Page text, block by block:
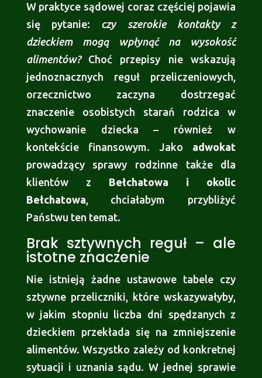
W praktyce sądowej coraz częściej pojawia
się pytanie: czy szerokie kontakty z
dzieckiem mogą wpłynąć na wysokość
alimentów?Choć przepisy nie wskazują
jednoznacznych reguł przeliczeniowych,
orzecznictwo zaczyna dostrzegać
znaczenie osobistych starań rodzica w
wychowanie dziecka – również w
kontekście finansowym. Jako adwokat
prowadzący sprawy rodzinne także dla
klientów z Bełchatowa i okolic
Bełchatowa, chciałabym przybliżyć
Państwu ten temat.
Brak sztywnych reguł – ale
istotne znaczenie
Nie istnieją żadne ustawowe tabele czy
sztywne przeliczniki, które wskazywałyby,
w jakim stopniu liczba dni spędzanych z
dzieckiem przekłada się na zmniejszenie
alimentów. Wszystko zależy od konkretnej
sytuacji i uznania sądu. W jednej sprawie